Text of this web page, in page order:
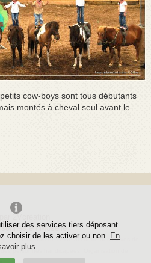
des services tiers déposant
choisir de les activer ou non. En
plus
cow-boys sont tous débutants
montés à cheval seul avant le
en Moselle
Les Islandais de l'Albe accueille des élèves de
personnes handicapées. Organisation de